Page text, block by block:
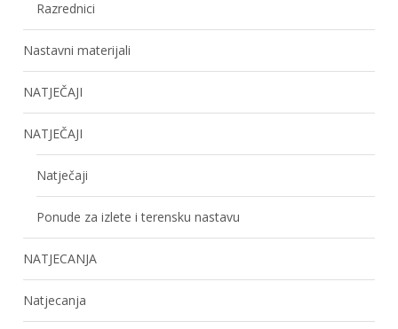
Razrednici
Nastavni materijali
NATJEČAJI
NATJEČAJI
Natječaji
Ponude za izlete i terensku nastavu
NATJECANJA
Natjecanja